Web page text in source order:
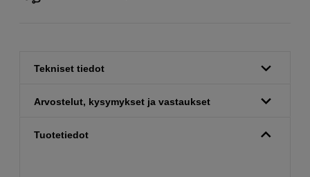
Tekniset tiedot
Arvostelut, kysymykset ja vastaukset
Tuotetiedot